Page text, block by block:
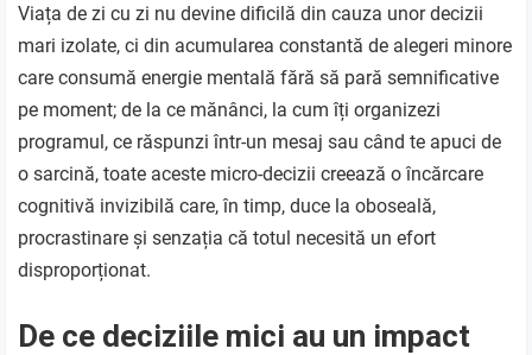
Viața de zi cu zi nu devine dificilă din cauza unor decizii
mari izolate, ci din acumularea constantă de alegeri minore
care consumă energie mentală fără să pară semnificative
pe moment; de la ce mănânci, la cum îți organizezi
programul, ce răspunzi într-un mesaj sau când te apuci de
o sarcină, toate aceste micro-decizii creează o încărcare
cognitivă invizibilă care, în timp, duce la oboseală,
procrastinare și senzația că totul necesită un efort
disproporționat.
De ce deciziile mici au un impact